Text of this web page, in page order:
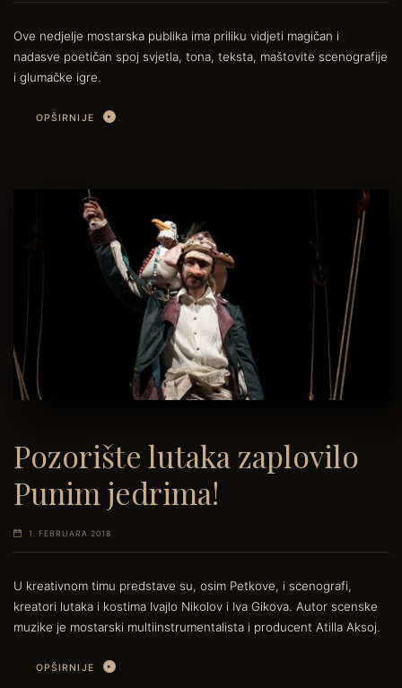
Ove nedjelje mostarska publika ima priliku vidjeti magičan i
nadasve poetičan spoj svjetla, tona, teksta, maštovite scenografije
i glumačke igre.
OPŠIRNIJE
Pozorište lutaka zaplovilo
Punim jedrima!
1. FEBRUARA 2018.
U kreativnom timu predstave su, osim Petkove, i scenografi,
kreatori lutaka i kostima Ivajlo Nikolov i Iva Gikova. Autor scenske
muzike je mostarski multiinstrumentalista i producent Atilla Aksoj.
OPŠIRNIJE